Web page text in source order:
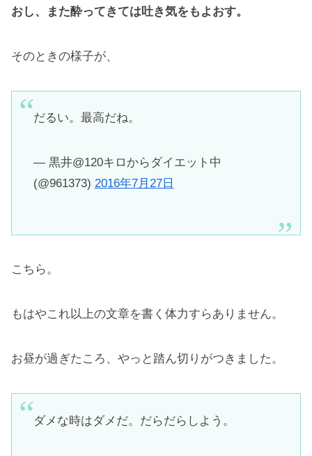
おし、また酔ってきては吐き気をもよおす。
そのときの様子が、
だるい。最高だね。
— 黒井@120キロからダイエット中
(@961373) 2016年7月27日
こちら。
もはやこれ以上の文章を書く体力すらありません。
お昼が過ぎたころ、やっと踏ん切りがつきました。
ダメな時はダメだ。だらだらしよう。